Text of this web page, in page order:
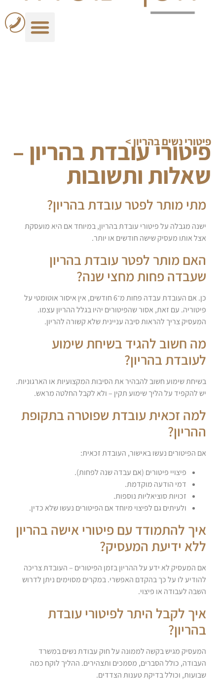
פיטורי נשים בהריון >
פיטורי עובדת בהריון –
שאלות ותשובות
מתי מותר לפטר עובדת בהריון?
ישנה מגבלה על פיטורי עובדת בהריון, במיוחד אם היא מועסקת
אצל אותו מעסיק שישה חודשים או יותר.
האם מותר לפטר עובדת בהריון
שעבדה פחות מחצי שנה?
כן. אם העובדת עבדה פחות מ־6 חודשים, אין איסור אוטומטי על
פיטוריה. עם זאת, אסור שהפיטורים יהיו בגלל ההריון עצמו.
המעסיק צריך להראות סיבה עניינית שלא קשורה להריון.
מה חשוב להגיד בשיחת שימוע
לעובדת בהריון?
בשיחת שימוע חשוב להבהיר את הסיבות המקצועיות או הארגוניות.
יש להקפיד על הליך שימוע תקין – ולא לקבל החלטה מראש.
למה זכאית עובדת שפוטרה בתקופת
ההריון?
אם הפיטורים נעשו באישור, העובדת זכאית:
פיצויי פיטורים (אם עבדה שנה לפחות).
דמי הודעה מוקדמת.
זכויות סוציאליות נוספות.
ולעיתים גם לפיצוי מיוחד אם הפיטורים נעשו שלא כדין.
איך להתמודד עם פיטורי אישה בהריון
ללא ידיעת המעסיק?
אם המעסיק לא ידע על ההריון בזמן הפיטורים – העובדת צריכה
להודיע לו על כך בהקדם האפשרי. במקרים מסוימים ניתן לדרוש
השבה לעבודה או פיצוי.
איך לקבל היתר לפיטורי עובדת
בהריון?
המעסיק מגיש בקשה לממונה על חוק עבודת נשים במשרד
העבודה, כולל הסברים, מסמכים ותצהירים. ההליך לוקח כמה
שבועות, וכולל בדיקת טענות הצדדים.